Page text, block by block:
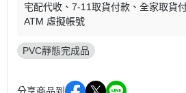
宅配代收
7-11取貨付款 全家取貨
ATM 虛擬帳號
PVC靜態完成品
分享商品到